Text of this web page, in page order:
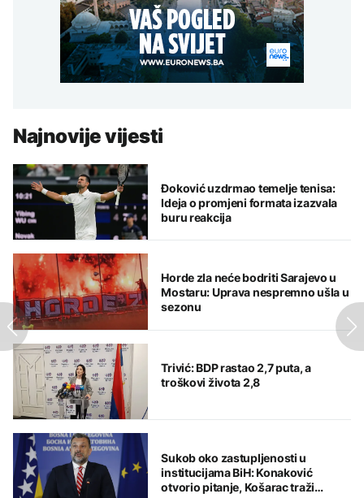
Najnovije vijesti
Đoković uzdrmao temelje tenisa:
Ideja o promjeni formata izazvala
buru reakcija
Horde zla neće bodriti Sarajevo u
Mostaru: Uprava nespremno ušla u
sezonu
Trivić: BDP rastao 2,7 puta, a
troškovi života 2,8
Sukob oko zastupljenosti u
institucijama BiH: Konaković
otvorio pitanje, Košarac traži